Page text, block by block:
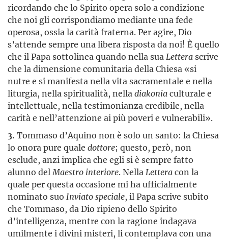
ricordando che lo Spirito opera solo a condizione
che noi gli corrispondiamo mediante una fede
operosa, ossia la carità fraterna. Per agire, Dio
s’attende sempre una libera risposta da noi! È quello
che il Papa sottolinea quando nella sua Letterascrive
che la dimensione comunitaria della Chiesa «si
nutre e si manifesta nella vita sacramentale e nella
liturgia, nella spiritualità, nella diakoniaculturale e
intellettuale, nella testimonianza credibile, nella
carità e nell’attenzione ai più poveri e vulnerabili».
3. Tommaso d’Aquino non è solo un santo: la Chiesa
lo onora pure quale dottore; questo, però, non
esclude, anzi implica che egli si è sempre fatto
alunno del Maestro interiore. Nella Letteracon la
quale per questa occasione mi ha ufficialmente
nominato suo Inviato speciale, il Papa scrive subito
che Tommaso, da Dio ripieno dello Spirito
d’intelligenza, mentre con la ragione indagava
umilmente i divini misteri, li contemplava con una